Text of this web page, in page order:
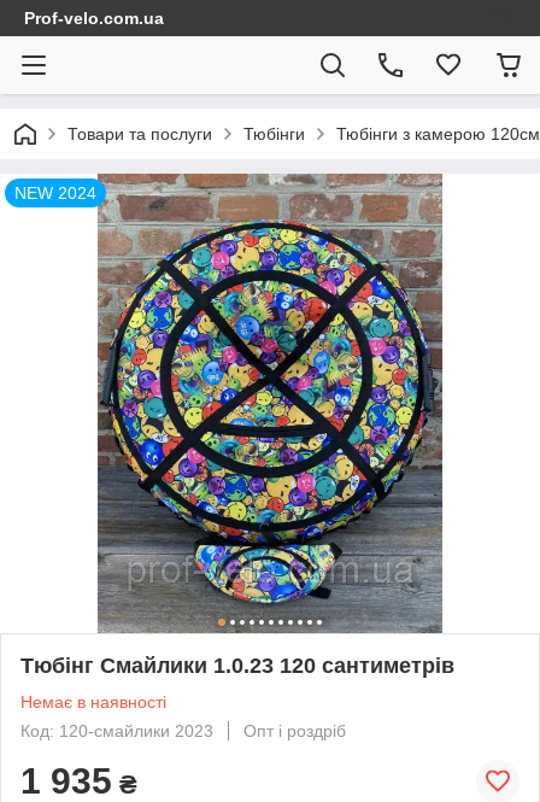
Prof-velo.com.ua
Товари та послуги Тюбінги Тюбінги з камерою 120см
NEW 2024
Тюбінг Смайлики 1.0.23 120 сантиметрів
Немає в наявності
Код: 120-смайлики 2023
Опт і роздріб
1 935 ₴